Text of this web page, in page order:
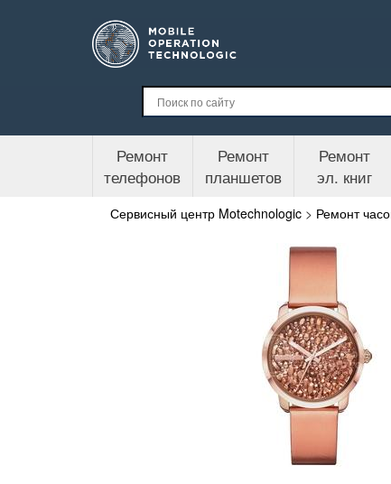
Ремонт
телефонов
Ремонт
планшетов
Ремонт
эл. книг
Сервисный центр Motechnologic > Ремонт